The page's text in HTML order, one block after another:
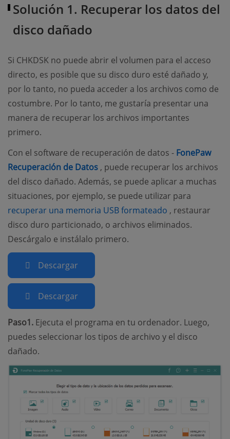
Solución 1. Recuperar los datos del
disco dañado
Si CHKDSK no puede abrir el volumen para el acceso
directo, es posible que su disco duro esté dañado y,
por lo tanto, no pueda acceder a los archivos como de
costumbre. Por lo tanto, me gustaría presentar una
manera de recuperar los archivos importantes
primero.
Con el software de recuperación de datos - FonePaw
Recuperación de Datos (opens new window)
, puede recuperar los archivos
del disco dañado. Además, se puede aplicar a muchas
situaciones, por ejemplo, se puede utilizar para
recuperar una memoria USB formateado (opens new
, restaurar
disco duro particionado, o archivos eliminados.
Descárgalo e instálalo primero.
Descargar
Descargar
Paso1. Ejecuta el programa en tu ordenador. Luego,
puedes seleccionar los tipos de archivo y el disco
dañado.